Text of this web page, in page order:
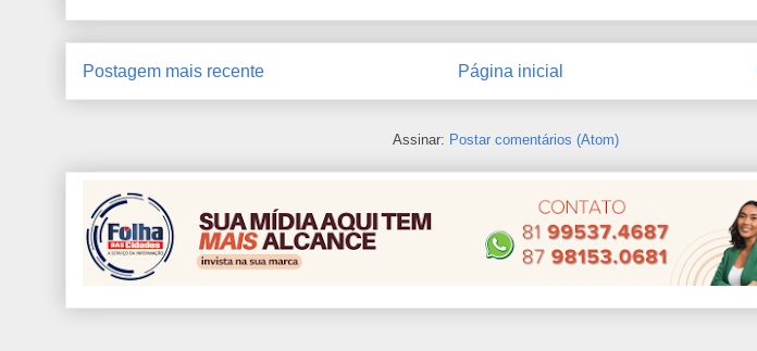
Postagem mais recente Página inicial
Assinar: Postar comentários (Atom)